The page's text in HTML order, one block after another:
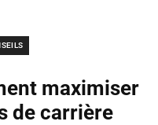
maximiser
de carrière